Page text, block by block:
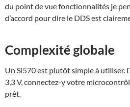
du point de vue fonctionnalités je
d’accord pour dire le DDS est
Complexité globale
Un Si570 est plutôt simple à utiliser.
3,3 V, connectez-y votre
prêt.